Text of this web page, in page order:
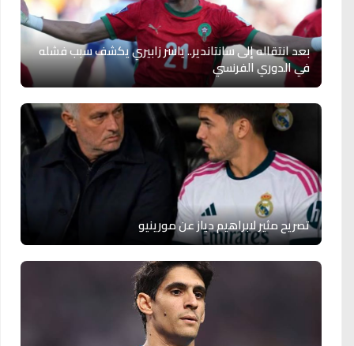
بعد انتقاله إلى سانتاندير.. ياسر زابيري يكشف سبب فشله
في الدوري الفرنسي
تصريح مثير لابراهيم دياز عن مورينيو